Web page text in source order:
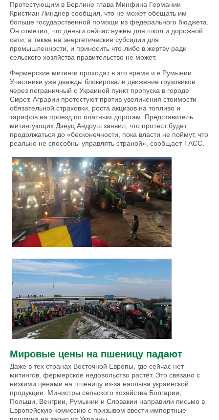
Протестующим в Берлине глава Минфина Германии
Кристиан Линднер сообщил, что не может обещать им
больше государственной помощи из федерального бюджета.
Он отметил, что деньги сейчас нужны для школ и дорожной
сети, а также на энергетические субсидии для
промышленности, и приносить что-либо в жертву ради
сельского хозяйства правительство не может.
Фермерские митинги проходят в это время и в Румынии.
Участники уже дважды блокировали движение грузовиков
через пограничный с Украиной пункт пропуска в городе
Сирет. Аграрии протестуют против увеличения стоимости
обязательной страховки, роста акцизов на топливо и
тарифов на проезд по платным дорогам. Представитель
митингующих Дэнуц Андруш заявил, что протест будет
продолжаться до «бесконечности, пока власти не поймут, что
реально не способны управлять страной», сообщает ТАСС.
Мировые цены на пшеницу падают
Даже в тех странах Восточной Европы, где сейчас нет
митингов, фермерское недовольство растёт. Это связано с
низкими ценами на пшеницу из-за наплыва украинской
продукции. Министры сельского хозяйства Болгарии,
Польши, Венгрии, Румынии и Словакии направили письмо в
Европейскую комиссию с призывом ввести импортные